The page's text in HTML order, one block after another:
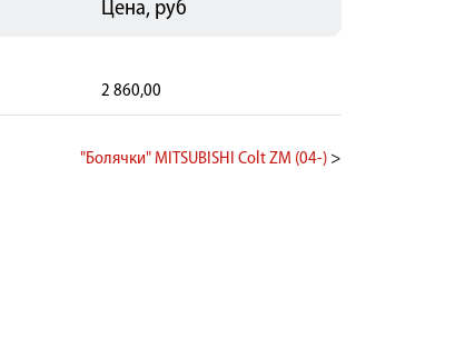
Цена, руб
2 860,00
"Болячки" MITSUBISHI Colt ZM (04-) >